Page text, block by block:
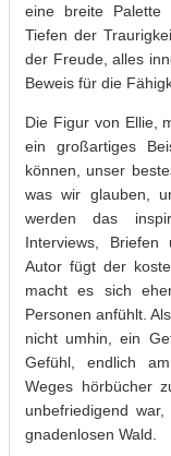
eine breite Palette
Tiefen der
der Freude, alles
Beweis für die
Die Figur von Ellie,
ein großartiges
können, unser
was wir glauben,
werden das
Interviews, Briefen
Autor fügt der
macht es sich
Personen anfühlt.
nicht umhin, ein
Gefühl, endlich
Weges hörbücher
unbefriedigend
gnadenlosen Wald.